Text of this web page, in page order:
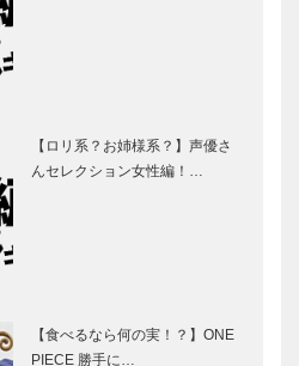
【ロリ系？お姉様系？】声優さ
んセレクション女性編！…
【食べるなら何の実！？】ONE
PIECE 勝手に…